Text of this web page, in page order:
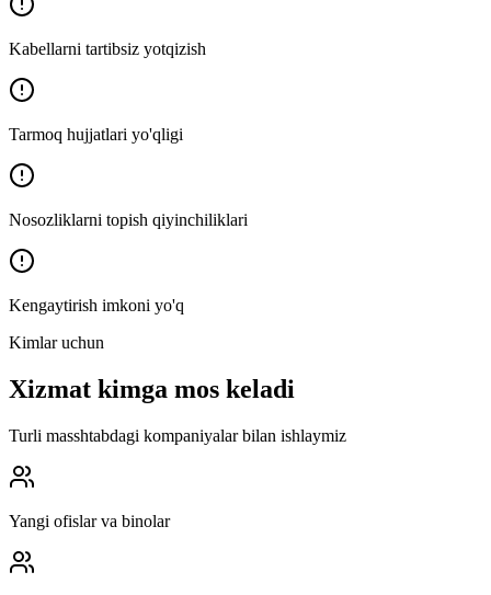
Kabellarni tartibsiz yotqizish
Tarmoq hujjatlari yo'qligi
Nosozliklarni topish qiyinchiliklari
Kengaytirish imkoni yo'q
Kimlar uchun
Xizmat kimga mos keladi
Turli masshtabdagi kompaniyalar bilan ishlaymiz
Yangi ofislar va binolar